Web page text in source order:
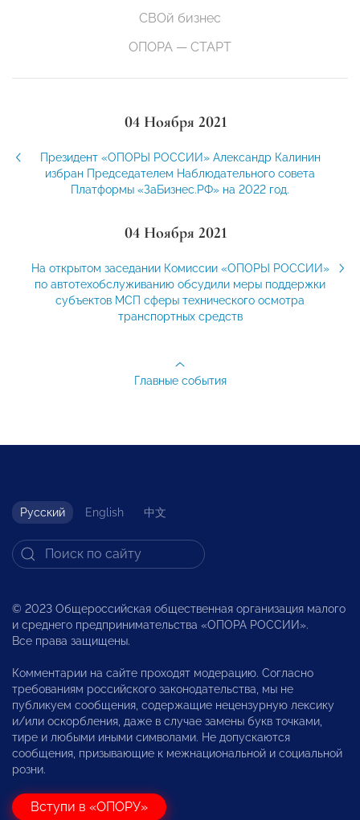
СВОй бизнес
ОПОРА — СТАРТ
04 Ноября 2021
Президент «ОПОРЫ РОССИИ» Александр Калинин
избран Председателем Наблюдательного совета
Платформы «ЗаБизнес.РФ» на 2022 год.
04 Ноября 2021
На открытом заседании Комиссии «ОПОРЫ РОССИИ»
по автотехобслуживанию обсудили меры поддержки
субъектов МСП сферы технического осмотра
транспортных средств
Главные события
Русский English 中文
© 2023 Общероссийская общественная организация малого
и среднего предпринимательства «ОПОРА РОССИИ».
Все права защищены.
Комментарии на сайте проходят модерацию. Согласно
требованиям российского законодательства, мы не
публикуем сообщения, содержащие нецензурную лексику
и/или оскорбления, даже в случае замены букв точками,
тире и любыми иными символами. Не допускаются
сообщения, призывающие к межнациональной и социальной
розни.
Вступи в «ОПОРУ»